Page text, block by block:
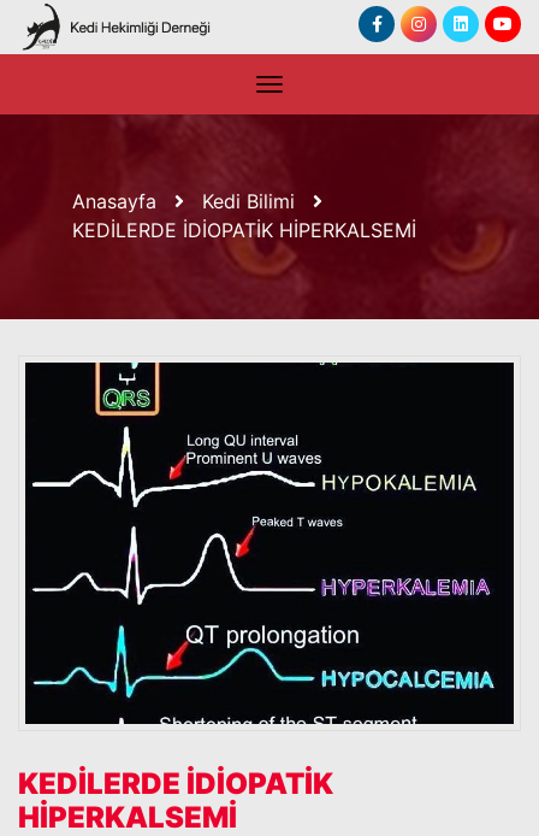
Anasayfa
Kedi Bilimi
KEDİLERDE İDİOPATİK HİPERKALSEMİ
KEDİLERDE İDİOPATİK
HİPERKALSEMİ